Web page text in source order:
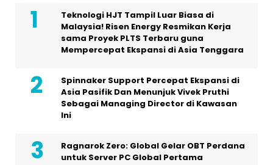
Teknologi HJT Tampil Luar Biasa di
Malaysia! Risen Energy Resmikan Kerja
sama Proyek PLTS Terbaru guna
Mempercepat Ekspansi di Asia Tenggara
Spinnaker Support Percepat Ekspansi di
Asia Pasifik Dan Menunjuk Vivek Pruthi
Sebagai Managing Director di Kawasan
Ini
Ragnarok Zero: Global Gelar OBT Perdana
untuk Server PC Global Pertama